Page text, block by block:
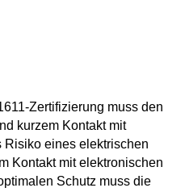
Zertifizierung muss den
kurzem Kontakt mit
Risiko eines elektrischen
Kontakt mit elektronischen
Schutz muss die